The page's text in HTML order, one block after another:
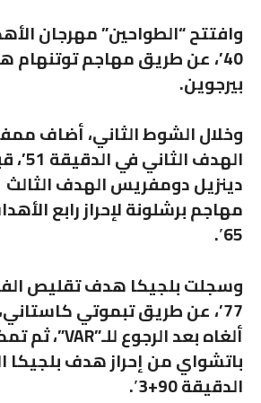
وافتتح “الطواحين” مهرجان
40’، عن طريق مهاجم توتنهام
بيرجوين.
وخلال الشوط الثاني،أضاف
الهدف الثاني في الدقيقة 51’، قبل أن يسجل
دينزيل دومفريسالهدف الثالث 61’، وعاد
مهاجمبرشلونةلإحراز رابع
65′.
وسجلتبلجيكاهدف تقليص
77’، عن طريق تبموتي كاستاني
ألغاه بعد الرجوع للـ”VAR”، ثم تمكن زميله
باتشوايمن إحراز هدف بلجيكا
الدقيقة 90+3′.